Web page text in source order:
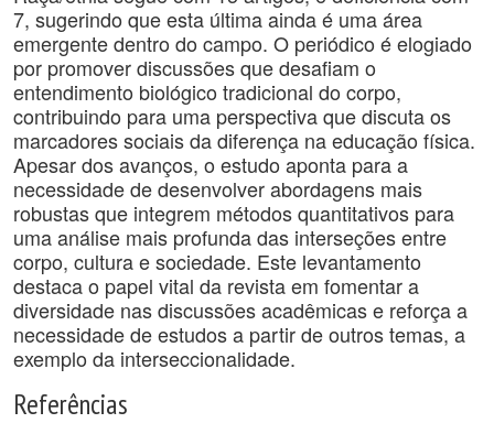
7, sugerindo que esta última ainda é uma área
emergente dentro do campo. O periódico é elogiado
por promover discussões que desafiam o
entendimento biológico tradicional do corpo,
contribuindo para uma perspectiva que discuta os
marcadores sociais da diferença na educação física.
Apesar dos avanços, o estudo aponta para a
necessidade de desenvolver abordagens mais
robustas que integrem métodos quantitativos para
uma análise mais profunda das interseções entre
corpo, cultura e sociedade. Este levantamento
destaca o papel vital da revista em fomentar a
diversidade nas discussões acadêmicas e reforça a
necessidade de estudos a partir de outros temas, a
exemplo da interseccionalidade.
Referências